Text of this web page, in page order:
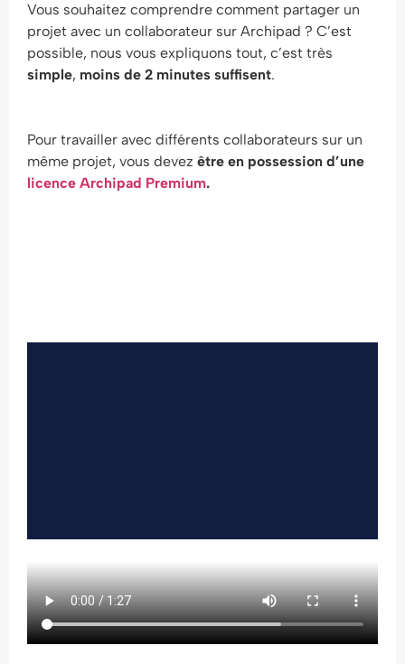
Vous souhaitez comprendre comment partager un
projet avec un collaborateur sur Archipad ? C’est
possible, nous vous expliquons tout, c’est très
simple, moins de 2 minutes suffisent.
Pour travailler avec différents collaborateurs sur un
même projet, vous devez être en possession d’une
licence Archipad Premium.